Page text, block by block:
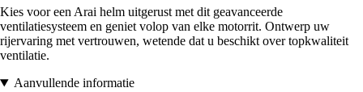
Kies voor een Arai helm uitgerust met dit geavanceerde
ventilatiesysteem en geniet volop van elke motorrit. Ontwerp uw
rijervaring met vertrouwen, wetende dat u beschikt over topkwaliteit
ventilatie.
Aanvullende informatie